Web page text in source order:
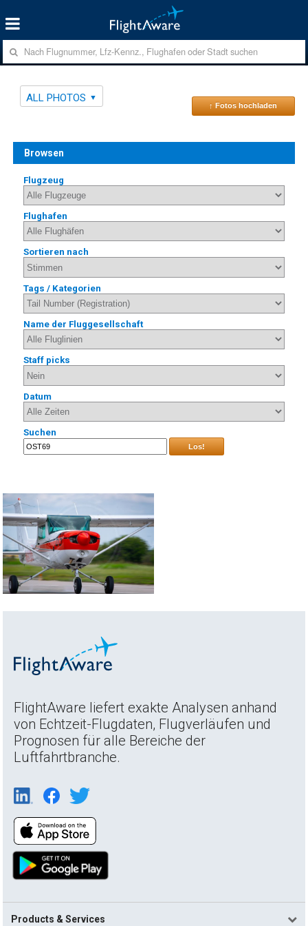
ALL PHOTOS
↑ Fotos hochladen
Browsen
Flugzeug
Flughafen
Sortieren nach
Tags / Kategorien
Name der Fluggesellschaft
Staff picks
Datum
Suchen
Los!
FlightAware liefert exakte Analysen anhand
von Echtzeit-Flugdaten, Flugverläufen und
Prognosen für alle Bereiche der
Luftfahrtbranche.
Products & Services